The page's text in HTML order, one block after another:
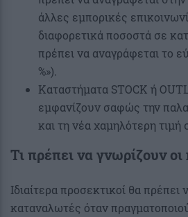
άλλες εμπορικές
διαφορετικά ποσοστά σε
πρέπει να αναγράφεται το
%»).
Καταστήματα STOCK ή
εμφανίζουν σαφώς την
και τη νέα χαμηλότερη τιμή
Τι πρέπει να γνωρίζουν
Ιδιαίτερα προσεκτικοί θα πρέπει
καταναλωτές όταν